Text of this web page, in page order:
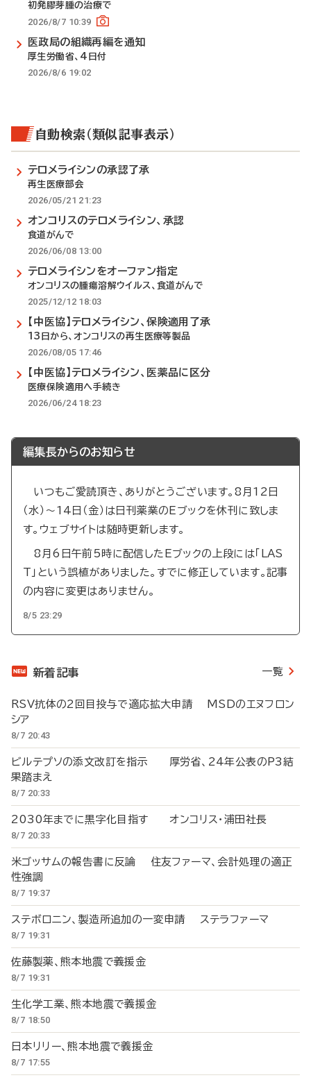
初発膠芽腫の治療で
2026/8/7 10:39
医政局の組織再編を通知
厚生労働省、4日付
2026/8/6 19:02
自動検索（類似記事表示）
テロメライシンの承認了承
再生医療部会
2026/05/21 21:23
オンコリスのテロメライシン、承認
食道がんで
2026/06/08 13:00
テロメライシンをオーファン指定
オンコリスの腫瘍溶解ウイルス、食道がんで
2025/12/12 18:03
【中医協】テロメライシン、保険適用了承
13日から、オンコリスの再生医療等製品
2026/08/05 17:46
【中医協】テロメライシン、医薬品に区分
医療保険適用へ手続き
2026/06/24 18:23
編集長からのお知らせ
いつもご愛読頂き、ありがとうございます。8月12日
（水）～14日（金）は日刊薬業のEブックを休刊に致しま
す。ウェブサイトは随時更新します。
8月6日午前5時に配信したEブックの上段には「LAS
T」という誤植がありました。すでに修正しています。記事
の内容に変更はありません。
8/5 23:29
新着記事 一覧
RSV抗体の2回目投与で適応拡大申請 MSDのエヌフロン
シア
8/7 20:43
ビルテプソの添文改訂を指示 厚労省、24年公表のP3結
果踏まえ
8/7 20:33
2030年までに黒字化目指す オンコリス・浦田社長
8/7 20:33
米ゴッサムの報告書に反論 住友ファーマ、会計処理の適正
性強調
8/7 19:37
ステボロニン、製造所追加の一変申請 ステラファーマ
8/7 19:31
佐藤製薬、熊本地震で義援金
8/7 19:31
生化学工業、熊本地震で義援金
8/7 18:50
日本リリー、熊本地震で義援金
8/7 17:55